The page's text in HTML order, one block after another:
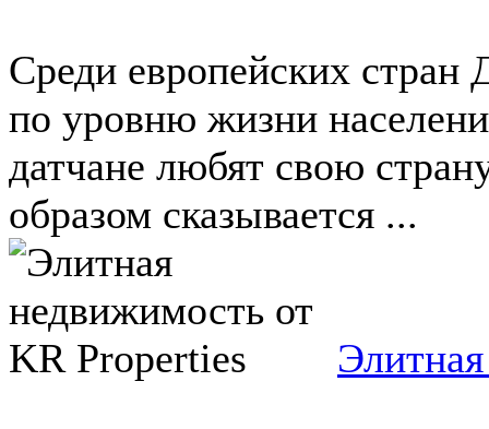
Среди европейских стран
по уровню жизни
датчане любят свою
образом сказывается ...